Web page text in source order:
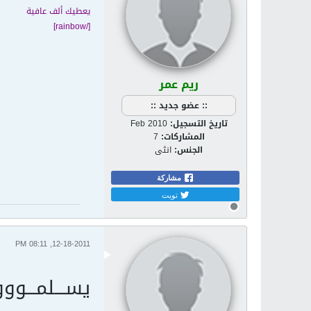
ريم عمر
:: عضو جديد ::
تاريخ التسجيل: Feb 2010
المشاركات: 7
الجنس: انثى
مشاركة
تويت
يعطيك ألف عافية
[/rainbow]
12-18-2011, 08:11 PM